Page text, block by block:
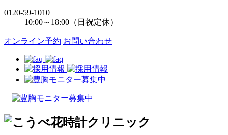
0120-59-1010
10:00～18:00（日祝定休）
オンライン予約 お問い合わせ